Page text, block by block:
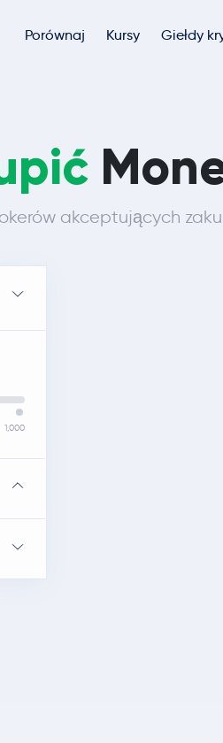
Porównaj Kursy Giełdy
akceptujących
1,000